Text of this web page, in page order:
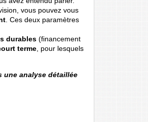
vous pouvez vous
. Ces deux paramètres
durables (financement
terme , pour lesquels
une analyse détaillée